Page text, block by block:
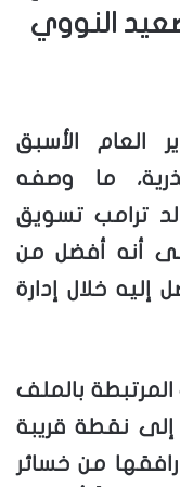
النووي
العام الأسبق
ما وصفه
ترامب تسويق
أنه أفضل من
إليه خلال إدارة
المرتبطة بالملف
إلى نقطة قريبة
من خسائر